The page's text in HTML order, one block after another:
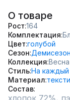
О товаре
Рост 164
Комплектация
Цвет голубой
Сезон Демисезон
Коллекция Весна
СтильНа каждый
Материал
Состав
хлопок 72%,